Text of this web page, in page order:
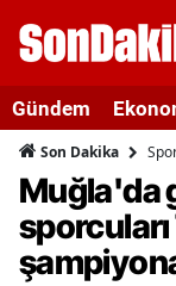
Gündem
Son Dakika
Muğla'da